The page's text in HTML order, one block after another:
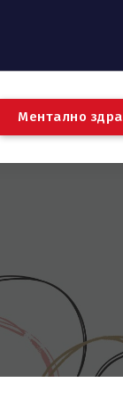
Ментално здра